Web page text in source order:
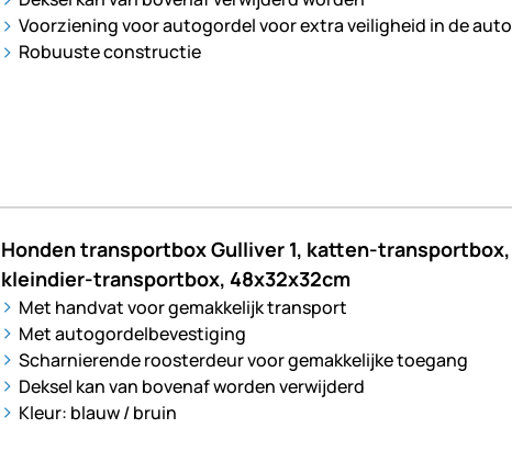
Voorziening voor autogordel voor extra veiligheid in de auto
Robuuste constructie
Honden transportbox Gulliver 1, katten-transportbox,
kleindier-transportbox, 48x32x32cm
Met handvat voor gemakkelijk transport
Met autogordelbevestiging
Scharnierende roosterdeur voor gemakkelijke toegang
Deksel kan van bovenaf worden verwijderd
Kleur: blauw / bruin